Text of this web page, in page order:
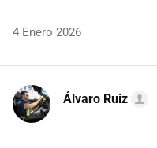
4 Enero 2026
Álvaro Ruiz